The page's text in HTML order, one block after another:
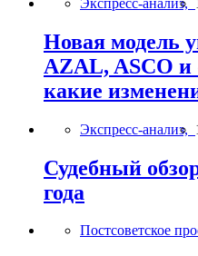
Новая модель
AZAL, ASCO и
какие
Экспресс-анализ,
Судебный
года
Постсоветское